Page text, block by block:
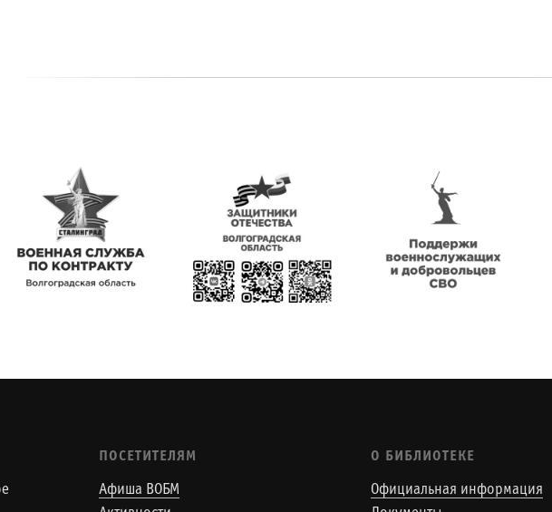
ПОСЕТИТЕЛЯМ
Афиша ВОБМ
О БИБЛИОТЕКЕ
Официальная информация